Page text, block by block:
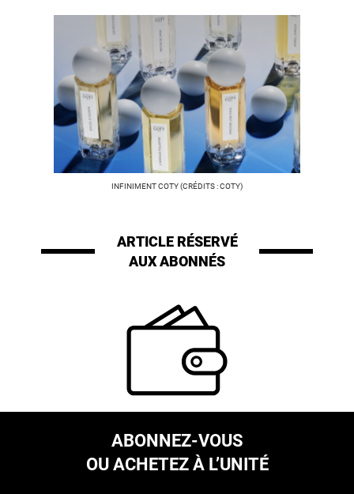
INFINIMENT COTY (CRÉDITS : COTY)
ARTICLE RÉSERVÉ
AUX ABONNÉS
ABONNEZ-VOUS
OU ACHETEZ À L’UNITÉ